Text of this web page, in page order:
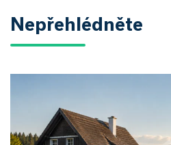
Nepřehlédněte